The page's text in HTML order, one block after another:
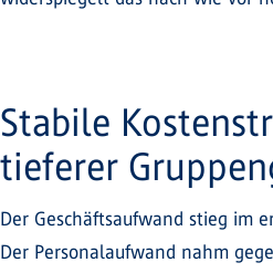
Stabile
tieferer
Der Geschäftsaufwand stieg im
Der Personalaufwand nahm